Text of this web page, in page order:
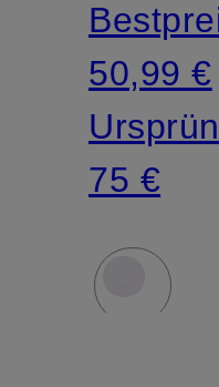
50,99 €
75 €